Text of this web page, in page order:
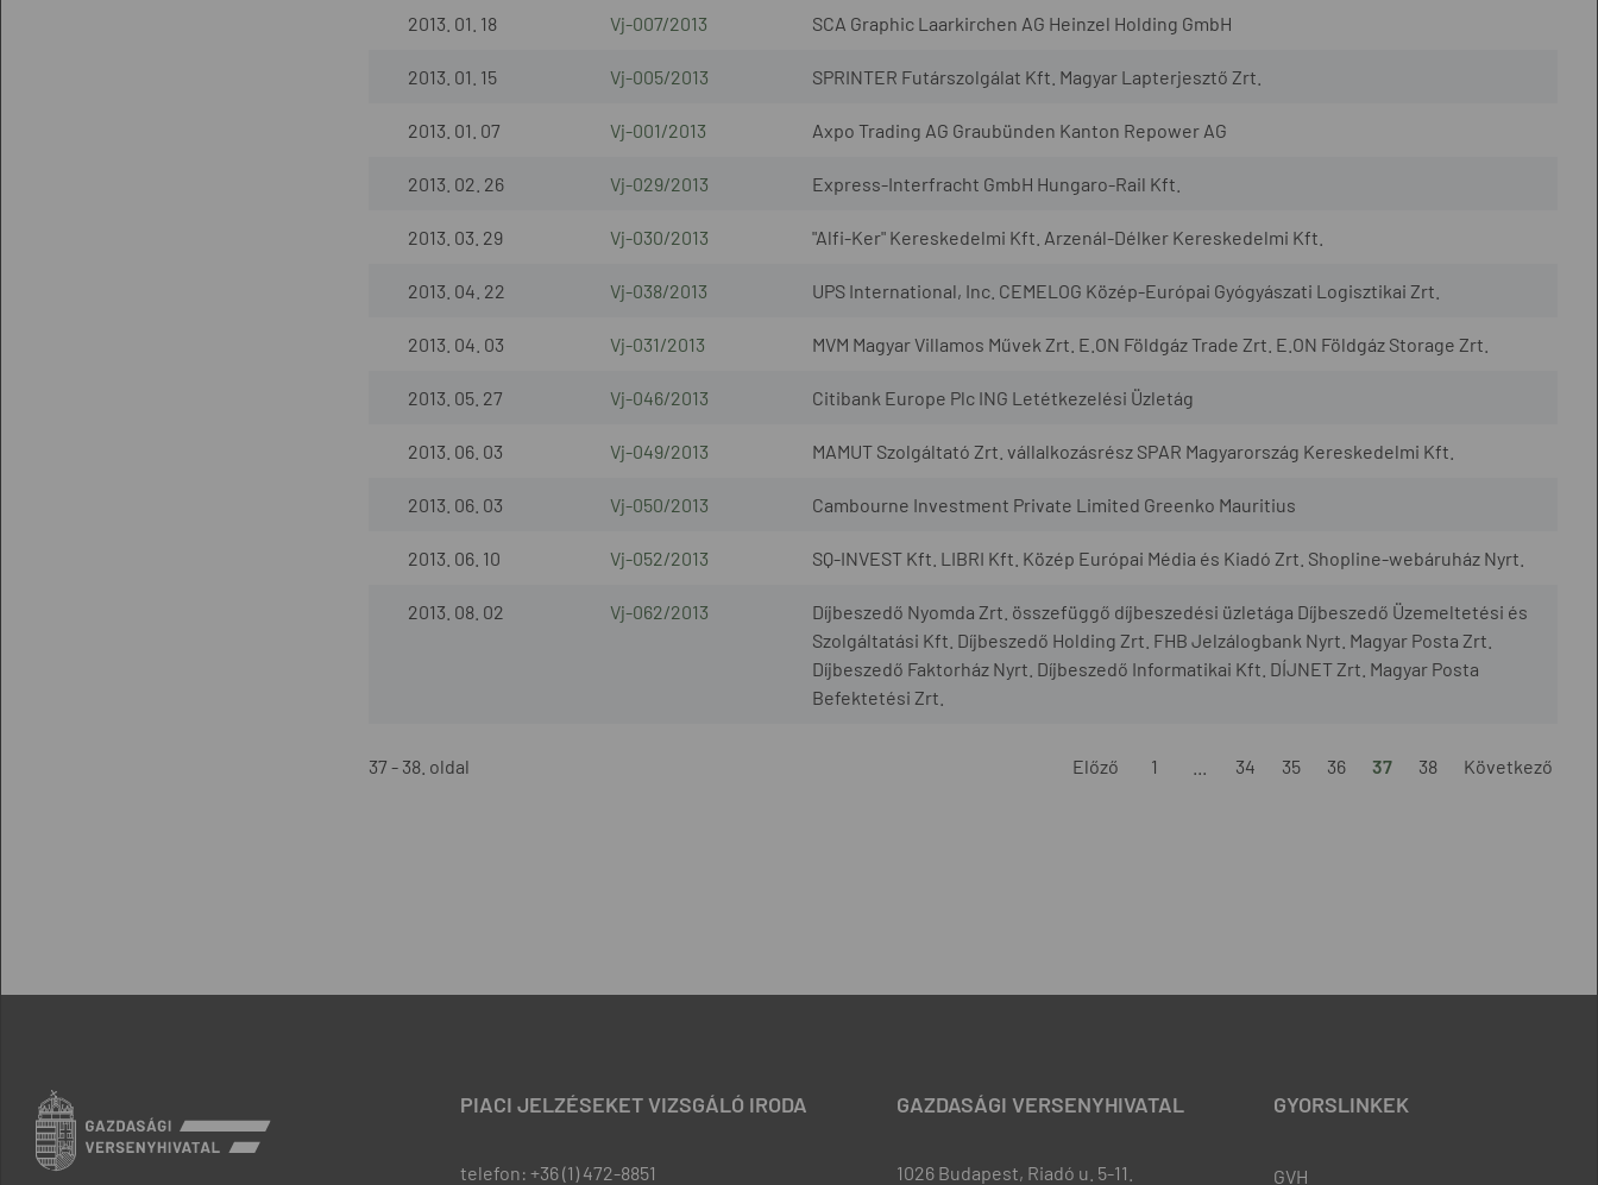
2013. 01. 18 Vj-007/2013 SCA Graphic Laarkirchen AG Heinzel Holding GmbH
2013. 01. 15 Vj-005/2013 SPRINTER Futárszolgálat Kft. Magyar Lapterjesztő Zrt.
2013. 01. 07 Vj-001/2013 Axpo Trading AG Graubünden Kanton Repower AG
2013. 02. 26 Vj-029/2013 Express-Interfracht GmbH Hungaro-Rail Kft.
2013. 03. 29 Vj-030/2013 "Alfi-Ker" Kereskedelmi Kft. Arzenál-Délker Kereskedelmi Kft.
2013. 04. 22 Vj-038/2013 UPS International, Inc. CEMELOG Közép-Európai Gyógyászati Logisztikai Zrt.
2013. 04. 03 Vj-031/2013 MVM Magyar Villamos Művek Zrt. E.ON Földgáz Trade Zrt. E.ON Földgáz Storage Zrt.
2013. 05. 27 Vj-046/2013 Citibank Europe Plc ING Letétkezelési Üzletág
2013. 06. 03 Vj-049/2013 MAMUT Szolgáltató Zrt. vállalkozásrész SPAR Magyarország Kereskedelmi Kft.
2013. 06. 03 Vj-050/2013 Cambourne Investment Private Limited Greenko Mauritius
2013. 06. 10 Vj-052/2013 SQ-INVEST Kft. LIBRI Kft. Közép Európai Média és Kiadó Zrt. Shopline-webáruház Nyrt.
2013. 08. 02 Vj-062/2013
Díjbeszedő Nyomda Zrt. összefüggő díjbeszedési üzletága Díjbeszedő Üzemeltetési és
Szolgáltatási Kft. Díjbeszedő Holding Zrt. FHB Jelzálogbank Nyrt. Magyar Posta Zrt.
Díjbeszedő Faktorház Nyrt. Díjbeszedő Informatikai Kft. DÍJNET Zrt. Magyar Posta
Befektetési Zrt.
37 - 38. oldal Előző 1 34 35 36 37 38 Következő
PIACI JELZÉSEKET VIZSGÁLÓ IRODA
telefon: +36 (1) 472-8851
GAZDASÁGI VERSENYHIVATAL
1026 Budapest, Riadó u. 5-11.
GYORSLINKEK
GVH